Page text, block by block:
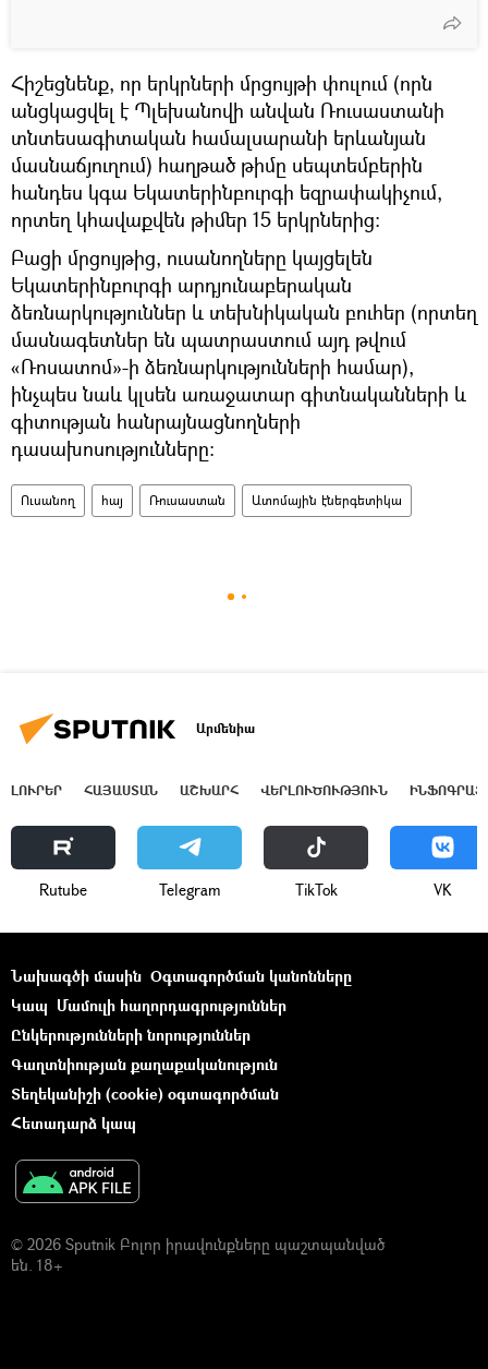
Հիշեցնենք, որ երկրների մրցույթի փուլում (որն
անցկացվել է Պլեխանովի անվան Ռուսաստանի
տնտեսագիտական համալսարանի երևանյան
մասնաճյուղում) հաղթած թիմը սեպտեմբերին
հանդես կգա Եկատերինբուրգի եզրափակիչում,
որտեղ կհավաքվեն թիմեր 15 երկրներից։
Բացի մրցույթից, ուսանողները կայցելեն
Եկատերինբուրգի արդյունաբերական
ձեռնարկություններ և տեխնիկական բուհեր (որտեղ
մասնագետներ են պատրաստում այդ թվում
«Ռոսատոմ»-ի ձեռնարկությունների համար),
ինչպես նաև կլսեն առաջատար գիտնականների և
գիտության հանրայնացնողների
դասախոսությունները։
Ուսանող հայ Ռուսաստան Ատոմային էներգետիկա
Արմենիա
ԼՈՒՐԵՐ ՀԱՅԱՍՏԱՆ ԱՇԽԱՐՀ ՎԵՐԼՈՒԾՈՒԹՅՈՒՆ
Rutube Telegram ТikТоk VK
Նախագծի մասին Օգտագործման կանոնները
Կապ Մամուլի հաղորդագրություններ
Ընկերությունների նորություններ
Գաղտնիության քաղաքականություն
Տեղեկանիշի (cookie) օգտագործման
Հետադարձ կապ
© 2026 Sputnik Բոլոր իրավունքները պաշտպանված
են. 18+